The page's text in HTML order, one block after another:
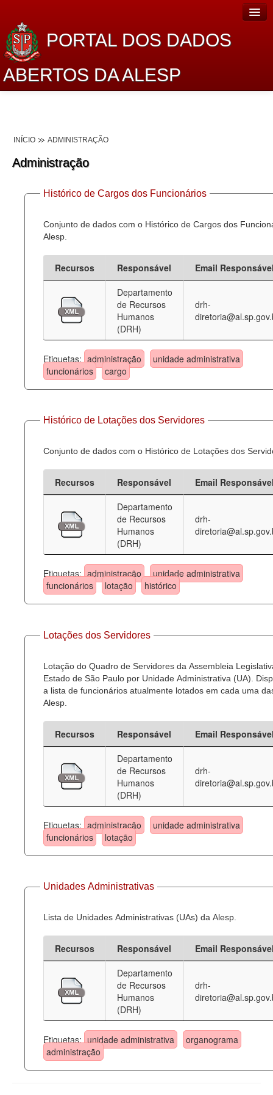
PORTAL DOS DADOS
ABERTOS DA ALESP
Dados Abertos Alesp
Lei de Acesso à Informação
Dados Governamentais Abertos
Planejamento
Catálogo de dados
Processo Legislativo
Administração
Legislação
Agenda
Perguntas frequentes
Contato
INÍCIO ADMINISTRAÇÃO
Administração
Histórico de Cargos dos Funcionários
Conjunto de dados com o Histórico de Cargos dos
Alesp.
Recursos Responsável
Email
Departamento
de Recursos
Humanos
(DRH)
drh-
Etiquetas: administração
unidade administrativa
funcionários
cargo
Histórico de Lotações dos Servidores
Conjunto de dados com o Histórico de Lotações dos
Recursos Responsável
Email
Departamento
de Recursos
Humanos
(DRH)
drh-
Etiquetas: administração
unidade administrativa
funcionários
lotação histórico
Lotações dos Servidores
Lotação do Quadro de Servidores da Assembleia
Estado de São Paulo por Unidade Administrativa (UA).
a lista de funcionários atualmente lotados em cada uma
Alesp.
Recursos Responsável
Email
Departamento
de Recursos
Humanos
(DRH)
drh-
Etiquetas: administração
unidade administrativa
funcionários
lotação
Unidades Administrativas
Lista de Unidades Administrativas (UAs) da Alesp.
Recursos Responsável
Email
Departamento
de Recursos
Humanos
(DRH)
drh-
Etiquetas: unidade administrativa
organograma
administração